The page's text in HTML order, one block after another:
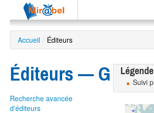
Le réseau
Soutien
Listes
Accueil / Éditeurs
Légende
Suivi
Éditeurs — G
Recherche avancée
d'éditeurs